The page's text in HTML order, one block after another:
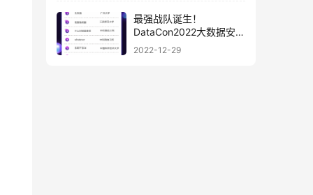
最强战队诞生！
DataCon2022大数据安全
分析竞赛最终榜单揭晓
2022-12-29